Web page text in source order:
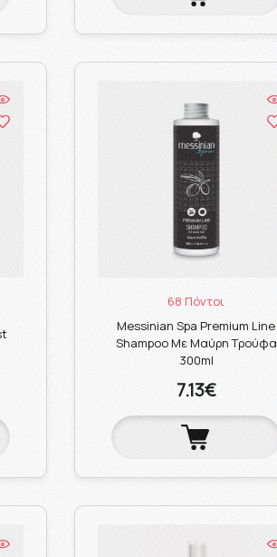
68 Πόντοι
Messinian Spa Premium Line
Shampoo Με Μαύρη Τρούφα
300ml
7.13€